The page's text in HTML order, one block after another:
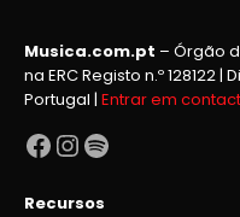
Musica.com.pt – Órgão
na ERC Registo n.º 128122
Portugal | Entrar em
Facebook
Instagram
Spotify
Recursos